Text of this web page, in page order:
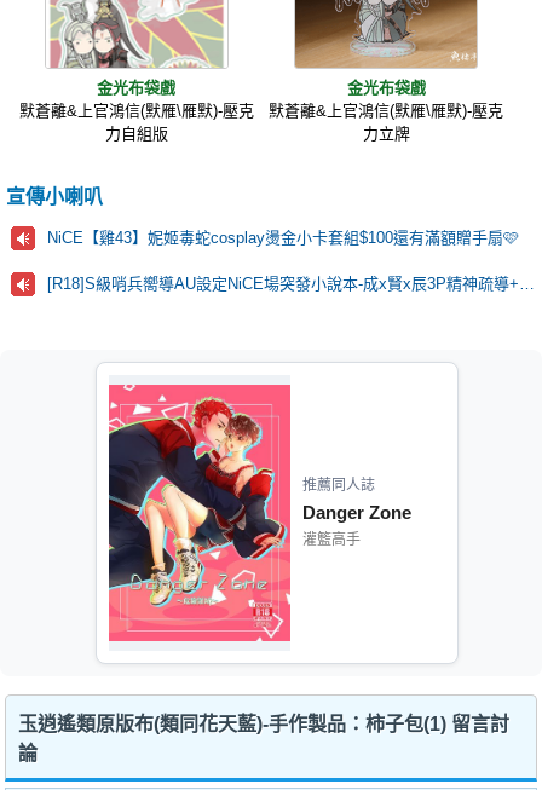
金光布袋戲
默蒼離&上官鴻信(默雁\雁默)-壓克
力自組版
金光布袋戲
默蒼離&上官鴻信(默雁\雁默)-壓克
力立牌
宣傳小喇叭
NiCE【雞43】妮姬毒蛇cosplay燙金小卡套組$100還有滿額贈手扇🩷
推薦同人誌
Danger Zone
灌籃高手
玉逍遙類原版布(類同花天藍)-手作製品：柿子包(1) 留言討
論